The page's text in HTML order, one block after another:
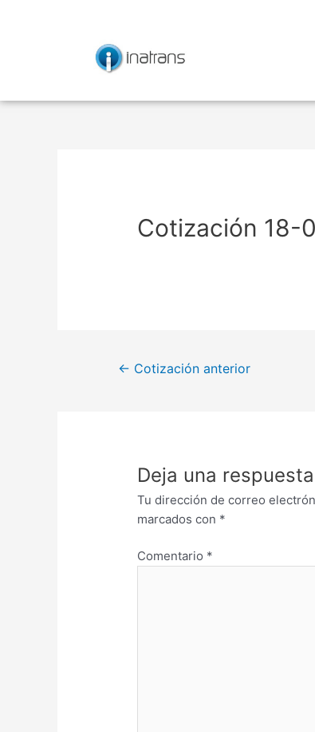
Cotización 18-
entradas
← Cotización anterior
Deja una respuesta
Tu dirección de correo
marcados con *
Comentario *